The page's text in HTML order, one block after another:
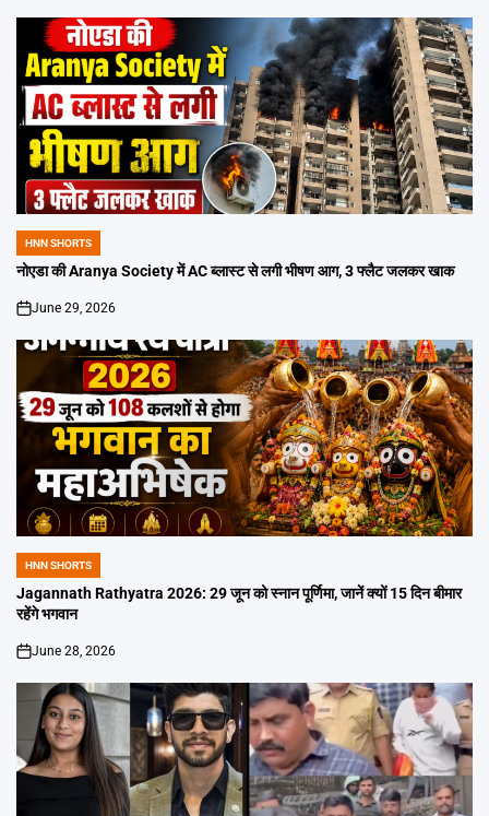
POSTED
IN
HNN SHORTS
नोएडा की Aranya Society में AC ब्लास्ट से लगी भीषण आग, 3 फ्लैट जलकर खाक
on
June 29, 2026
POSTED
IN
HNN SHORTS
Jagannath Rathyatra 2026: 29 जून को स्नान पूर्णिमा, जानें क्यों 15 दिन बीमार
रहेंगे भगवान
on
June 28, 2026